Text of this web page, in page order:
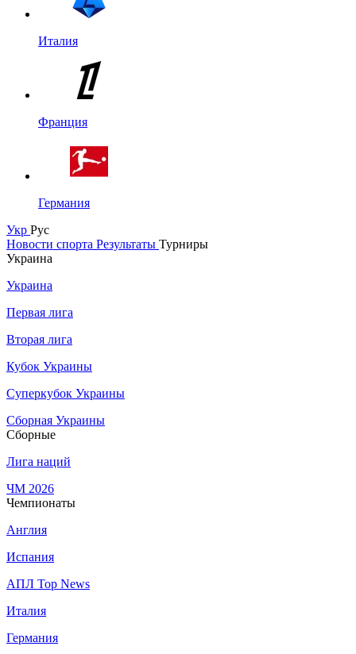
Италия
Франция
Германия
Укр Рус
Новости спорта Результаты Турниры
Украина
Украина
Первая лига
Вторая лига
Кубок Украины
Суперкубок Украины
Сборная Украины
Сборные
Лига наций
ЧМ 2026
Чемпионаты
Англия
Испания
АПЛ Top News
Италия
Германия